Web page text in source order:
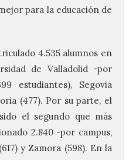
para la educación de
4.535 alumnos en
de Valladolid -por
estudiantes), Segovia
(477). Por su parte, el
el segundo que más
2.840 -por campus,
y Zamora (598). En la